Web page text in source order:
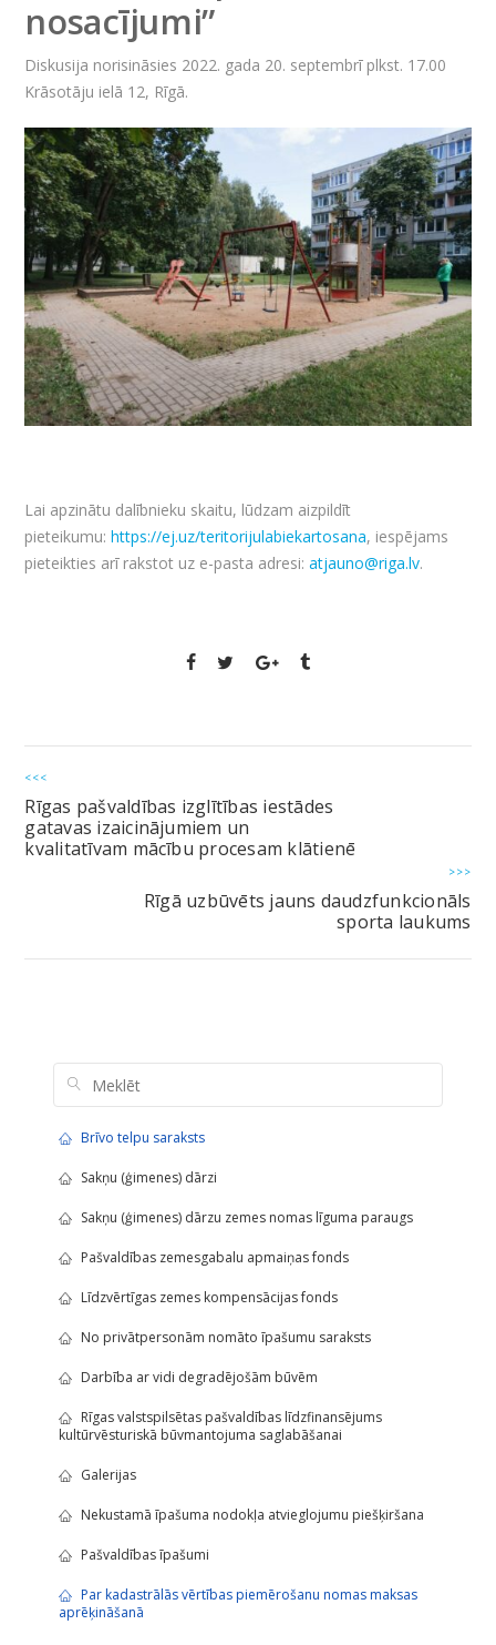
nosacījumi”
Diskusija norisināsies 2022. gada 20. septembrī plkst. 17.00
Krāsotāju ielā 12, Rīgā.
Lai apzinātu dalībnieku skaitu, lūdzam aizpildīt
pieteikumu:https://ej.uz/teritorijulabiekartosana, iespējams
pieteikties arī rakstot uz e-pasta adresi:atjauno@riga.lv.
<<<
Rīgas pašvaldības izglītības iestādes
gatavas izaicinājumiem un
kvalitatīvam mācību procesam klātienē
>>>
Rīgā uzbūvēts jauns daudzfunkcionāls
sporta laukums
Brīvo telpu saraksts
Sakņu (ģimenes) dārzi
Sakņu (ģimenes) dārzu zemes nomas līguma paraugs
Pašvaldības zemesgabalu apmaiņas fonds
Līdzvērtīgas zemes kompensācijas fonds
No privātpersonām nomāto īpašumu saraksts
Darbība ar vidi degradējošām būvēm
Rīgas valstspilsētas pašvaldības līdzfinansējums
kultūrvēsturiskā būvmantojuma saglabāšanai
Galerijas
Nekustamā īpašuma nodokļa atvieglojumu piešķiršana
Pašvaldības īpašumi
Par kadastrālās vērtības piemērošanu nomas maksas
aprēķināšanā